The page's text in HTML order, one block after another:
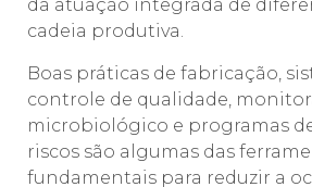
da atuação integrada de
cadeia produtiva.
Boas práticas de fabricação,
controle de qualidade,
microbiológico e programas
riscos são algumas das
fundamentais para reduzir a